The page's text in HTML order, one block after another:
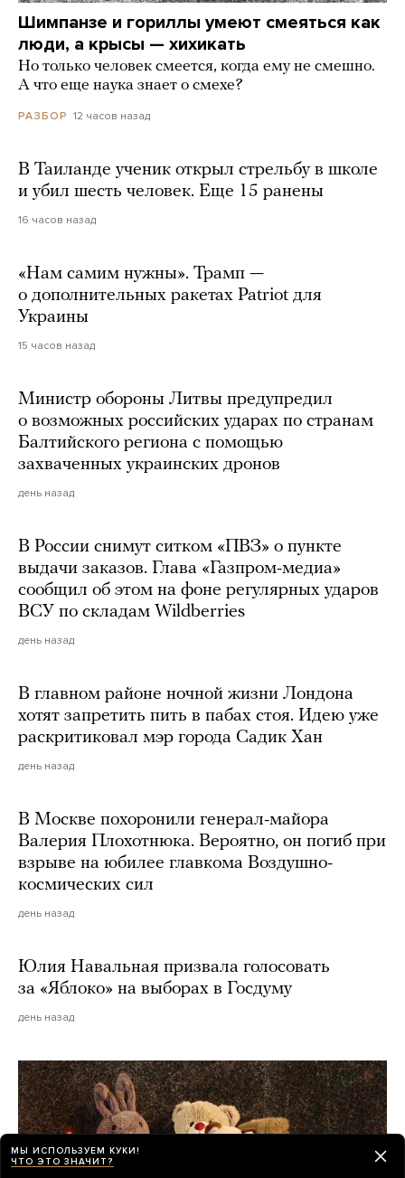
Шимпанзе и гориллы умеют смеяться как
люди, а крысы — хихикать
Но только человек смеется, когда ему не смешно.
А что еще наука знает о смехе?
РАЗБОР 12 часов назад
В Таиланде ученик открыл стрельбу в школе
и убил шесть человек. Еще 15 ранены
16 часов назад
«Нам самим нужны». Трамп —
о дополнительных ракетах Patriot для
Украины
15 часов назад
Министр обороны Литвы предупредил
о возможных российских ударах по странам
Балтийского региона с помощью
захваченных украинских дронов
день назад
В России снимут ситком «ПВЗ» о пункте
выдачи заказов. Глава «Газпром-медиа»
сообщил об этом на фоне регулярных ударов
ВСУ по складам Wildberries
день назад
В главном районе ночной жизни Лондона
хотят запретить пить в пабах стоя. Идею уже
раскритиковал мэр города Садик Хан
день назад
В Москве похоронили генерал-майора
Валерия Плохотнюка. Вероятно, он погиб при
взрыве на юбилее главкома Воздушно-
космических сил
день назад
Юлия Навальная призвала голосовать
за «Яблоко» на выборах в Госдуму
день назад
МЫ ИСПОЛЬЗУЕМ КУКИ!
ЧТО ЭТО ЗНАЧИТ?